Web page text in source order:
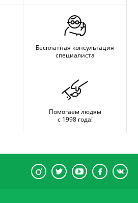
Бесплатная консультация
специалиста
Помогаем людям
с 1998 года!